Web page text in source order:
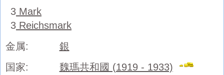
3 Mark
3 Reichsmark
金属:
銀
国家:
魏瑪共和國 (1919 - 1933)